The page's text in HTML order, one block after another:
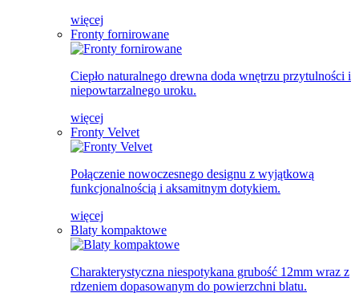
więcej
Fronty fornirowane
Ciepło naturalnego drewna doda wnętrzu przytulności i
niepowtarzalnego uroku.
więcej
Fronty Velvet
Połączenie nowoczesnego designu z wyjątkową
funkcjonalnością i aksamitnym dotykiem.
więcej
Blaty kompaktowe
Charakterystyczna niespotykana grubość 12mm wraz z
rdzeniem dopasowanym do powierzchni blatu.